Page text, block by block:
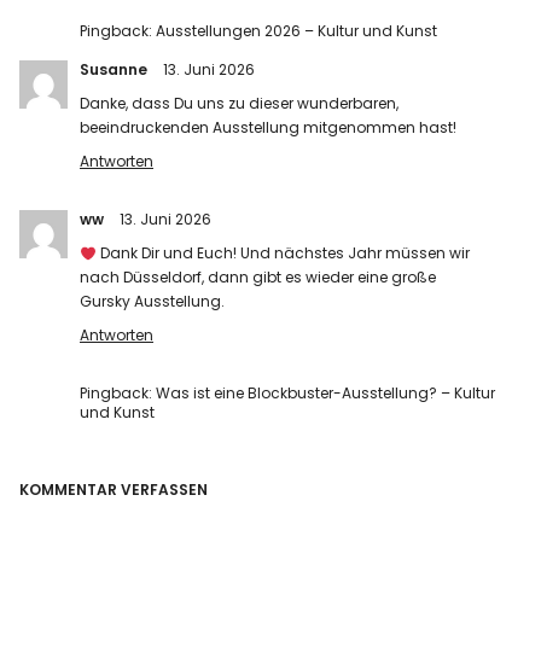
Pingback:Ausstellungen 2026 – Kultur und Kunst
Susanne
13. Juni 2026
Danke, dass Du uns zu dieser wunderbaren,
beeindruckenden Ausstellung mitgenommen hast!
Antworten
ww
13. Juni 2026
Dank Dir und Euch! Und nächstes Jahr müssen wir
nach Düsseldorf, dann gibt es wieder eine große
Gursky Ausstellung.
Antworten
Pingback:Was ist eine Blockbuster-Ausstellung? – Kultur
und Kunst
KOMMENTAR VERFASSEN